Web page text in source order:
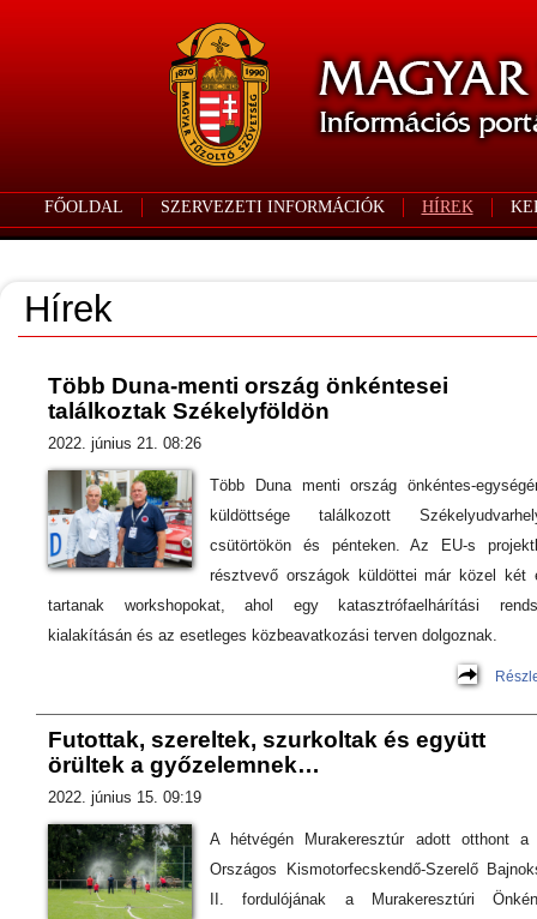
FŐOLDAL SZERVEZETI INFORMÁCIÓK HÍREK
Hírek
Több Duna-menti ország önkéntesei
találkoztak Székelyföldön
2022. június 21. 08:26
Több Duna menti ország önkéntes-
küldöttsége találkozott
csütörtökön és pénteken. Az EU-s
résztvevő országok küldöttei már közel két
tartanak workshopokat, ahol egy katasztrófaelhárítási
kialakításán és az esetleges közbeavatkozási terven dolgoznak.
Futottak, szereltek, szurkoltak és együtt
örültek a győzelemnek…
2022. június 15. 09:19
A hétvégén Murakeresztúr adott otthont a
Országos Kismotorfecskendő-Szerelő
II. fordulójának a Murakeresztúri